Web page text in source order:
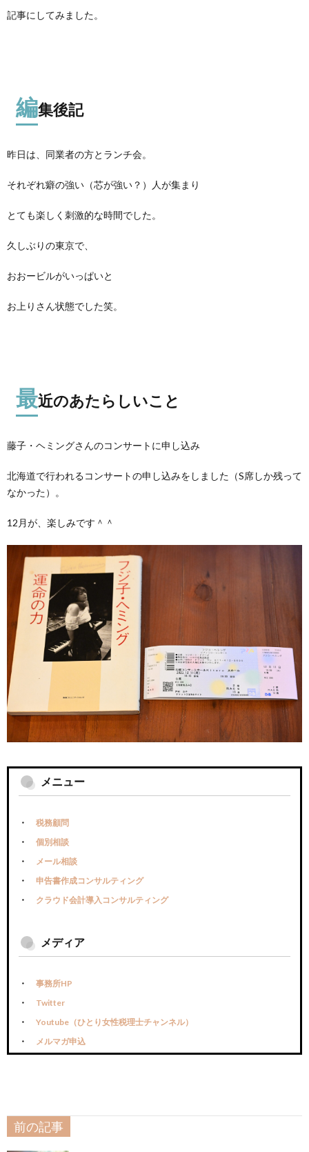
記事にしてみました。
編集後記
昨日は、同業者の方とランチ会。
それぞれ癖の強い（芯が強い？）人が集まり
とても楽しく刺激的な時間でした。
久しぶりの東京で、
おおービルがいっぱいと
お上りさん状態でした笑。
最近のあたらしいこと
藤子・ヘミングさんのコンサートに申し込み
北海道で行われるコンサートの申し込みをしました（S席しか残って
なかった）。
12月が、楽しみです＾＾
メニュー
税務顧問
個別相談
メール相談
申告書作成コンサルティング
クラウド会計導入コンサルティング
メディア
事務所HP
Twitter
Youtube（ひとり女性税理士チャンネル）
メルマガ申込
前の記事